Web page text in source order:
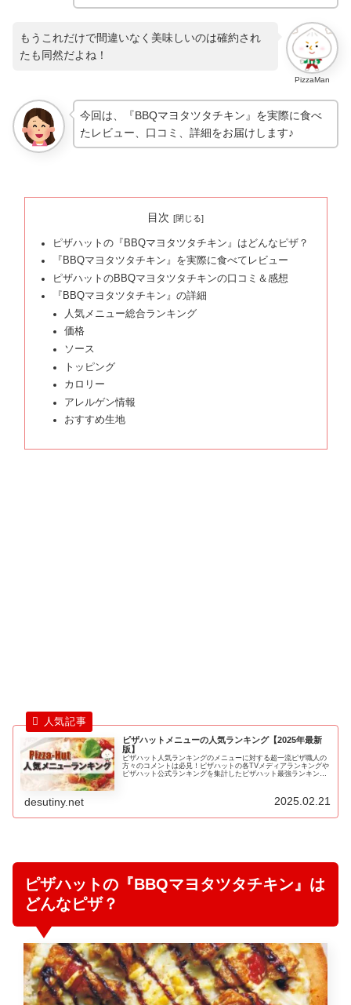
PizzaMan
もうこれだけで間違いなく美味しいのは確約され
たも同然だよね！
今回は、『BBQマヨタツタチキン』を実際に食べ
たレビュー、口コミ、詳細をお届けします♪
目次
ピザハットの『BBQマヨタツタチキン』はどんなピザ？
『BBQマヨタツタチキン』を実際に食べてレビュー
ピザハットのBBQマヨタツタチキンの口コミ＆感想
『BBQマヨタツタチキン』の詳細
人気メニュー総合ランキング
価格
ソース
トッピング
カロリー
アレルゲン情報
おすすめ生地
ピザハットメニューの人気ランキング【2025年最新
版】
ピザハット人気ランキングのメニューに対する超一流ピザ職人の
方々のコメントは必見！ピザハットの各TVメディアランキングや
ピザハット公式ランキングを集計したピザハット最強ランキング
desutiny.net 2025.02.21
ピザハットの『BBQマヨタツタチキン』は
どんなピザ？